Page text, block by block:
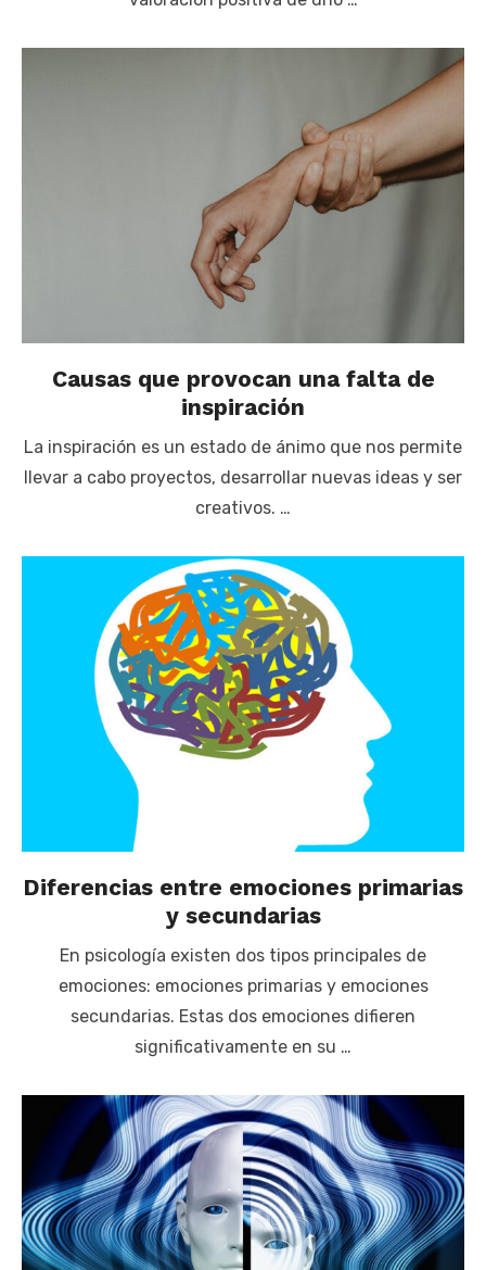
Causas que provocan una falta de
inspiración
La inspiración es un estado de ánimo que nos permite
llevar a cabo proyectos, desarrollar nuevas ideas y ser
creativos. …
Diferencias entre emociones primarias
y secundarias
En psicología existen dos tipos principales de
emociones: emociones primarias y emociones
secundarias. Estas dos emociones difieren
significativamente en su …